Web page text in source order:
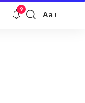
9
Font
Aa